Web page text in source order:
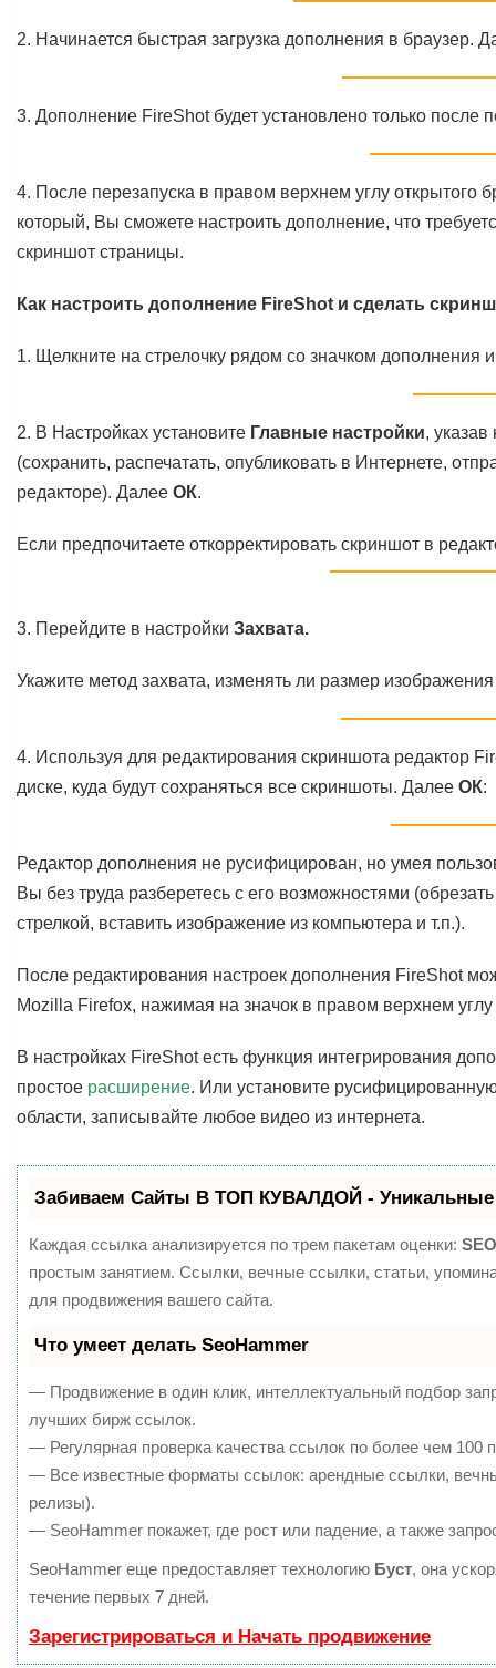
2. Начинается быстрая загрузка дополнения в браузер.
3. Дополнение FireShot будет установлено только
4. После перезапуска в правом верхнем углу открытого
который, Вы сможете настроить дополнение, что
скриншот страницы.
Как настроить дополнение FireShot и сделать
1. Щелкните на стрелочку рядом со значком дополнения
2. В Настройках установите Главные настройки,
(сохранить, распечатать, опубликовать в Интернете,
редакторе). Далее ОК.
Если предпочитаете откорректировать скриншот в
3. Перейдите в настройки Захвата.
Укажите метод захвата, изменять ли размер
4. Используя для редактирования скриншота редактор
диске, куда будут сохраняться все скриншоты. Далее ОК:
Редактор дополнения не русифицирован, но умея
Вы без труда разберетесь с его возможностями
стрелкой, вставить изображение из компьютера и т.п.).
После редактирования настроек дополнения FireShot
Mozilla Firefox, нажимая на значок в правом верхнем углу
В настройках FireShot есть функция интегрирования
простое расширение. Или установите
области, записывайте любое видео из интернета.
Забиваем Сайты В ТОП КУВАЛДОЙ - Уникальные
Каждая ссылка анализируется по трем пакетам оценки:
простым занятием. Ссылки, вечные ссылки, статьи,
для продвижения вашего сайта.
Что умеет делать SeoHammer
— Продвижение в один клик, интеллектуальный подбор
лучших бирж ссылок.
— Регулярная проверка качества ссылок по более чем 100
— Все известные форматы ссылок: арендные ссылки,
релизы).
— SeoHammer покажет, где рост или падение, а также
SeoHammer еще предоставляет технологию Буст, она
течение первых 7 дней.
Зарегистрироваться и Начать продвижение